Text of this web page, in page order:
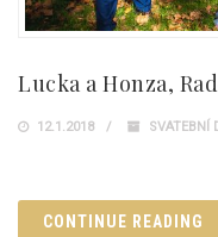
Lucka a Honza,
12.1.2018 SVATEBNÍ
CONTINUE READING